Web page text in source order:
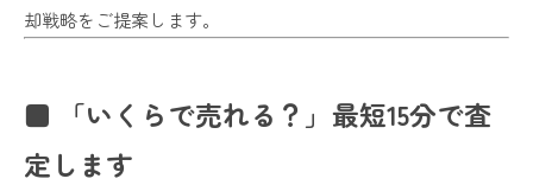
却戦略をご提案します。
■ 「いくらで売れる？」最短15分で査
定します